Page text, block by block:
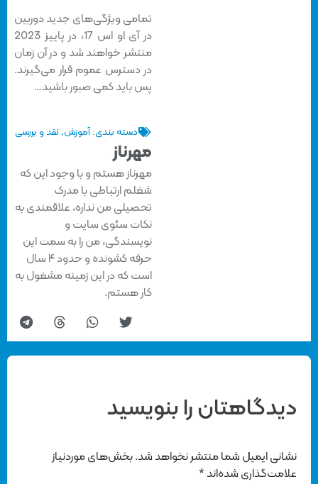
تمامی ویژگی‌های جدید دوربین
در آی او اس 17، در پاییز 2023
منتشر خواهند شد و در آن زمان
در دسترس عموم قرار می‌گیرند.
پس باید کمی صبور باشید…
دسته بندی: آموزش,نقد و بررسی
مهرناز
مهرناز هستم و با وجود این که
شغلم ارتباطی با مدرک
تحصیلی من نداره، علاقمندی به
نکات سئوی سایت و
نویسندگی، من را به سمت این
حرفه کشونده و حدود ۴ سال
است که در این زمینه مشغول به
کار هستم.
دیدگاهتان را بنویسید
نشانی ایمیل شما منتشر نخواهد شد. بخش‌های موردنیاز
علامت‌گذاری شده‌اند*